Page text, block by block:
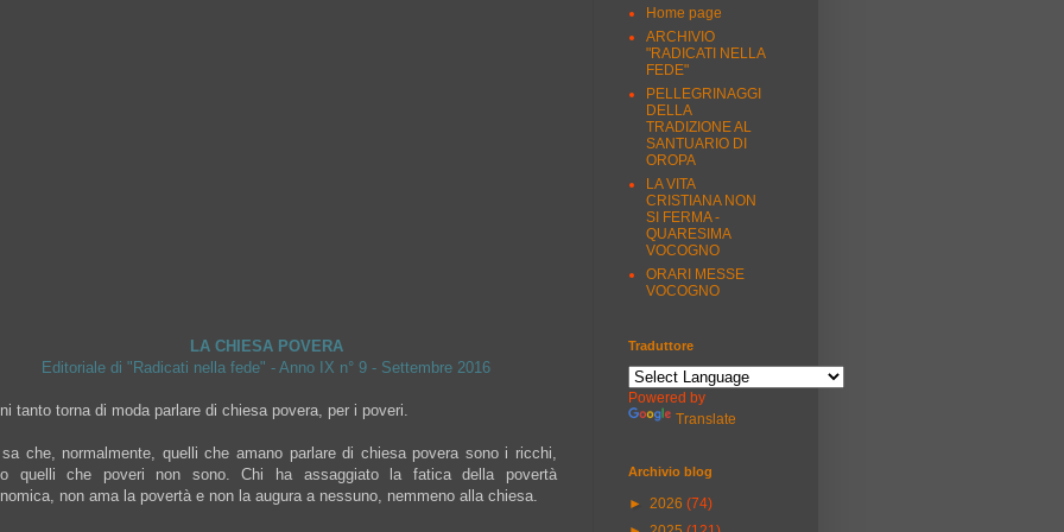
LA CHIESA POVERA
Editoriale di "Radicati nella fede" - Anno IX n° 9 - Settembre 2016
tanto torna di moda parlare di chiesa povera, per i poveri.
che, normalmente, quelli che amano parlare di chiesa povera sono i ricchi,
quelli che poveri non sono. Chi ha assaggiato la fatica della povertà
non ama la povertà e non la augura a nessuno, nemmeno alla chiesa.
Home page
ARCHIVIO
"RADICATI NELLA
FEDE"
PELLEGRINAGGI
DELLA
TRADIZIONE AL
SANTUARIO DI
OROPA
LA VITA
CRISTIANA NON
SI FERMA -
QUARESIMA
VOCOGNO
ORARI MESSE
VOCOGNO
Traduttore
Powered by
Translate
Archivio blog
► 2026 (74)